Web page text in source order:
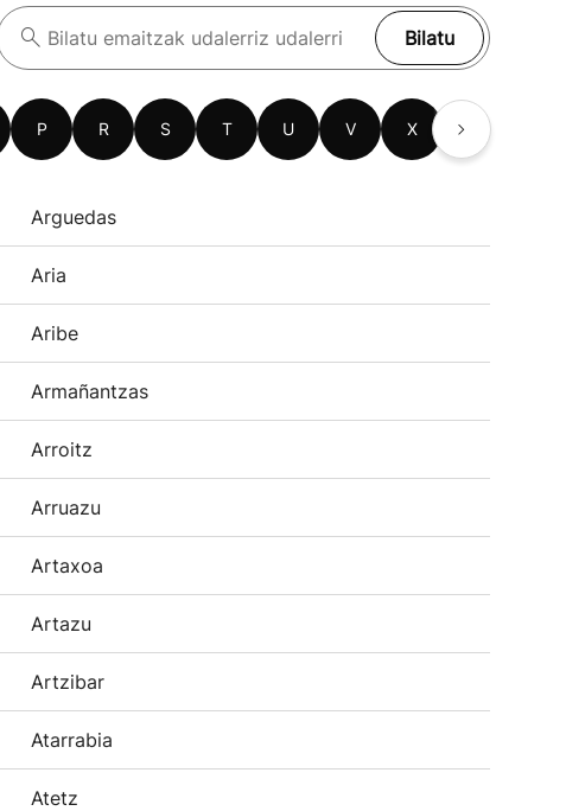
Bilatu
P R S T U V X
Arguedas
Aria
Aribe
Armañantzas
Arroitz
Arruazu
Artaxoa
Artazu
Artzibar
Atarrabia
Atetz